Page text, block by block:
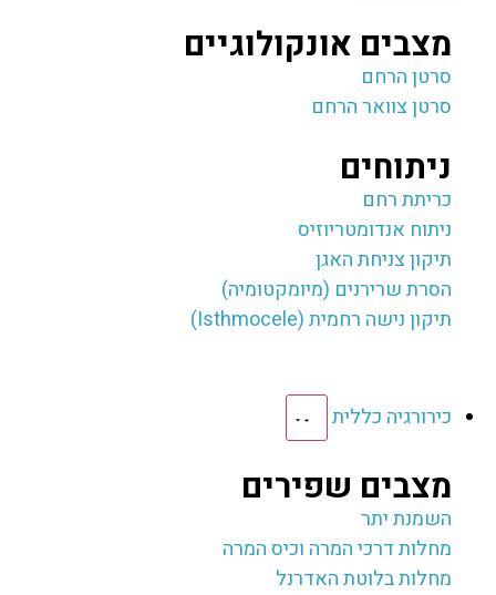
מצבים אונקולוגיים
סרטן הרחם
סרטן צוואר הרחם
ניתוחים
כריתת רחם
ניתוח אנדומטריוזיס
תיקון צניחת האגן
הסרת שרירנים (מיומקטומיה)
תיקון נישה רחמית (Isthmocele)
כירורגיה כללית
מצבים שפירים
השמנת יתר
מחלות דרכי המרה וכיס המרה
מחלות בלוטת האדרנל